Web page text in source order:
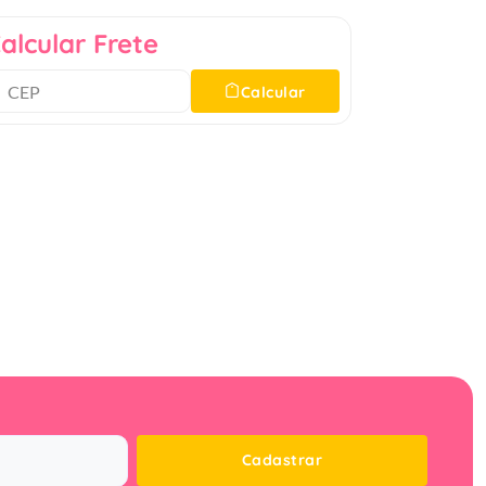
Frete
Calcular
Cadastrar